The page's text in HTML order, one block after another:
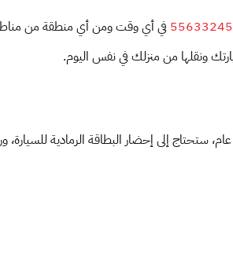
55633245 في أي وقت ومن أي منطقة من
ونقلها من منزلك في نفس اليوم.
إلى إحضار البطاقة الرمادية للسيارة،